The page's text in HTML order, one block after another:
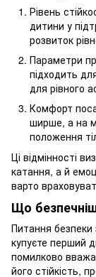
Рівень
дитини у
розвиток
Параметри
підходить
для рівного
Комфорт
ширше, а на
положення
Ці відмінності
катання, а й
варто
Що
Питання безпеки
купуєте перший
помилково
його стійкість,